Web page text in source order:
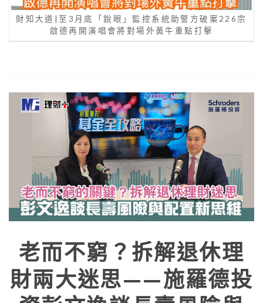
財知大道|至3月底「銳眼」監控系統助警方破案226宗
啟德再開演唱會將對場外黃牛重點打擊
老而不窮？拆解退休理
財兩大迷思——施羅德投